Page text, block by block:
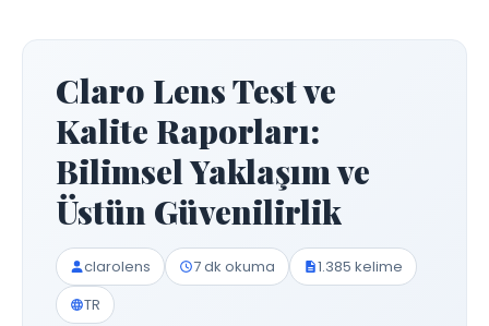
Claro Lens Test ve
Kalite Raporları:
Bilimsel Yaklaşım ve
Üstün Güvenilirlik
clarolens 7 dk okuma
1.385 kelime
TR